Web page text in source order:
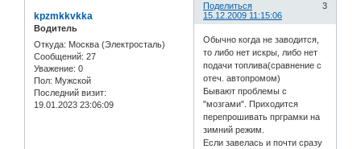
Поделиться
3
15.12.2009 11:15:06
kpzmkkvkka
Водитель
Откуда: Москва (Электросталь)
Сообщений: 27
Уважение: 0
Пол: Мужской
Последний визит:
19.01.2023 23:06:09
Обычно когда не заводится,
то либо нет искры, либо нет
подачи топлива(сравнение с
отеч. автопромом)
Бывают проблемы с
"мозгами". Приходится
перепрошивать прграмки на
зимний режим.
Если завелась и почти сразу